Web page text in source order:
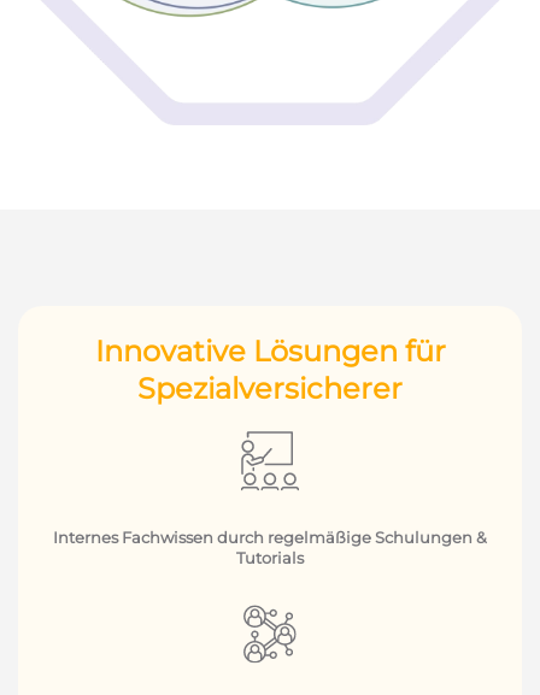
Innovative Lösungen für
Spezialversicherer
Internes Fachwissen durch regelmäßige Schulungen &
Tutorials